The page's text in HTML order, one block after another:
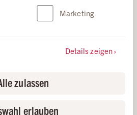
Marketing
Details zeigen
zulassen
erlauben
D’AMI·E·S ET DES